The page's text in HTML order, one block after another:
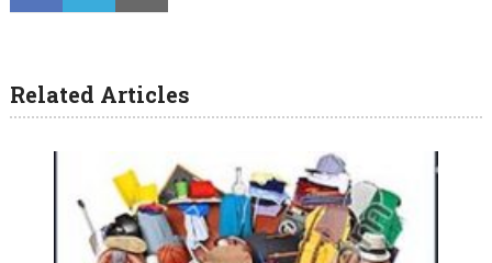
Related Articles